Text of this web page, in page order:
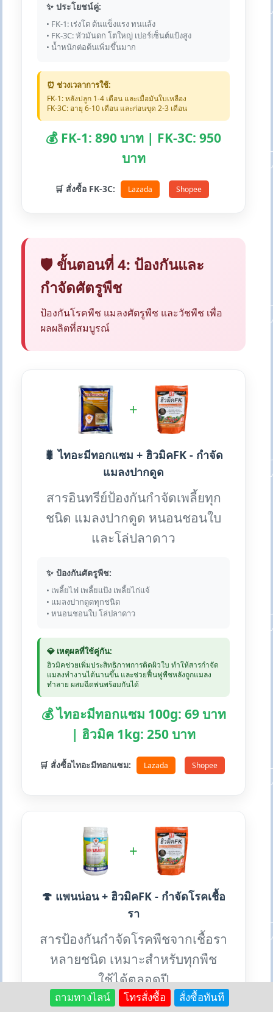
✨ ประโยชน์คู่:
• FK-1: เร่งโต ต้นแข็งแรง ทนแล้ง
• FK-3C: หัวมันดก โตใหญ่ เปอร์เซ็นต์แป้งสูง
• น้ำหนักต่อต้นเพิ่มขึ้นมาก
⏰ ช่วงเวลาการใช้:
FK-1: หลังปลูก 1-4 เดือน และเมื่อมันใบเหลือง
FK-3C: อายุ 6-10 เดือน และก่อนขุด 2-3 เดือน
💰 FK-1: 890 บาท | FK-3C: 950
บาท
🛒 สั่งซื้อ FK-3C: Lazada Shopee
🛡️ ขั้นตอนที่ 4: ป้องกันและ
กำจัดศัตรูพืช
ป้องกันโรคพืช แมลงศัตรูพืช และวัชพืช เพื่อ
ผลผลิตที่สมบูรณ์
+
🐛 ไทอะมีทอกแซม + ฮิวมิคFK - กำจัด
แมลงปากดูด
สารอินทรีย์ป้องกันกำจัดเพลี้ยทุก
ชนิด แมลงปากดูด หนอนชอนใบ
และโล่ปลาดาว
✨ ป้องกันศัตรูพืช:
• เพลี้ยไฟ เพลี้ยแป้ง เพลี้ยไก่แจ้
• แมลงปากดูดทุกชนิด
• หนอนชอนใบ โล่ปลาดาว
💎 เหตุผลที่ใช้คู่กัน:
ฮิวมิคช่วยเพิ่มประสิทธิภาพการติดผิวใบ ทำให้สารกำจัด
แมลงทำงานได้นานขึ้น และช่วยฟื้นฟูพืชหลังถูกแมลง
ทำลาย ผสมฉีดพ่นพร้อมกันได้
💰 ไทอะมีทอกแซม 100g: 69 บาท
| ฮิวมิค 1kg: 250 บาท
🛒 สั่งซื้อไทอะมีทอกแซม: Lazada Shopee
+
🍄 แพนน่อน + ฮิวมิคFK - กำจัดโรคเชื้อ
รา
สารป้องกันกำจัดโรคพืชจากเชื้อรา
หลายชนิด เหมาะสำหรับทุกพืช
ใช้ได้ตลอดปี
ถามทางไลน์ โทรสั่งซื้อ สั่งซื้อทันที